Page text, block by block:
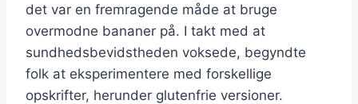
det var en fremragende måde at bruge
overmodne bananer på. I takt med at
sundhedsbevidstheden voksede, begyndte
folk at eksperimentere med forskellige
opskrifter, herunder glutenfrie versioner.